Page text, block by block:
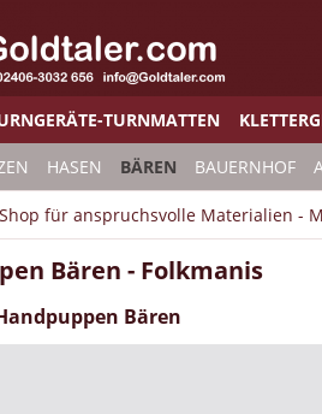
TURNMATTEN
HASEN BÄREN BAUERNHOF
Shop für anspruchsvolle Materialien -
Bären - Folkmanis
Bären